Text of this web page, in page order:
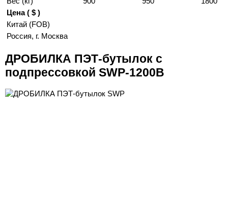
Цена ( $ )
Китай (FOB)
Россия, г. Москва
ДРОБИЛКА ПЭТ-бутылок с
подпрессовкой SWP-1200B